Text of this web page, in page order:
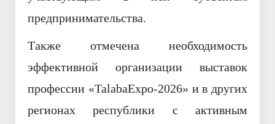
предпринимательства.
Также отмечена необходимость
эффективной организации выставок
профессии «TalabaExpo-2026» и в других
регионах республики с активным